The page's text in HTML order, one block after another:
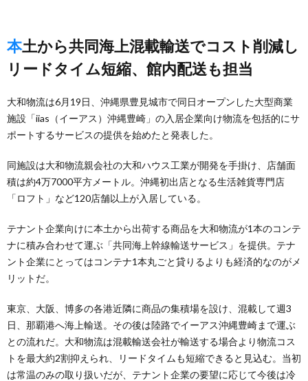
本土から共同海上混載輸送でコスト削減し
リードタイム短縮、館内配送も担当
大和物流は6月19日、沖縄県豊見城市で同日オープンした大型商業
施設「iias（イーアス）沖縄豊崎」の入居企業向け物流を包括的にサ
ポートするサービスの提供を始めたと発表した。
同施設は大和物流親会社の大和ハウス工業が開発を手掛け、店舗面
積は約4万7000平方メートル。沖縄初出店となる生活雑貨専門店
「ロフト」など120店舗以上が入居している。
テナント企業向けに本土から出荷する商品を大和物流が1本のコンテ
ナに積み合わせて運ぶ「共同海上幹線輸送サービス」を提供。テナ
ント企業にとってはコンテナ1本丸ごと貸りるよりも経済的なのがメ
リットだ。
東京、大阪、博多の各港近隣に商品の集積場を設け、混載して週3
日、那覇港へ海上輸送。その後は陸路でイーアス沖縄豊崎まで運ぶ
との流れだ。大和物流は混載輸送会社が輸送する場合より物流コス
トを最大約2割抑えられ、リードタイムも短縮できると見込む。当初
は常温のみの取り扱いだが、テナント企業の要望に応じて今後は冷